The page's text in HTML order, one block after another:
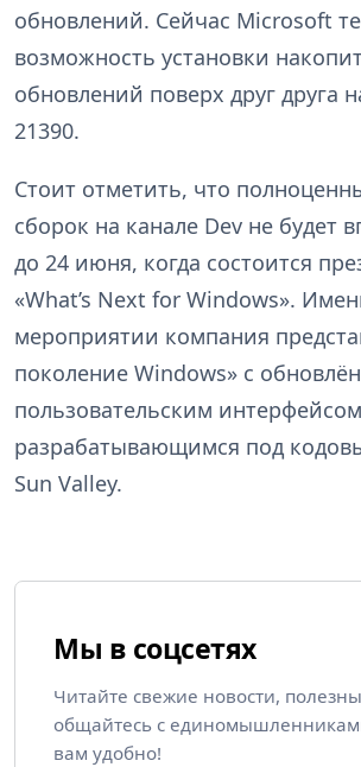
обновлений. Сейчас Microsoft
возможность установки
обновлений поверх друг друга
21390.
Стоит отметить, что
сборок на канале Dev не будет
до 24 июня, когда состоится
«What’s Next for Windows».
мероприятии компания
поколение Windows» с
пользовательским
разрабатывающимся под
Sun Valley.
Мы в соцсетях
Читайте свежие новости,
общайтесь с
вам удобно!